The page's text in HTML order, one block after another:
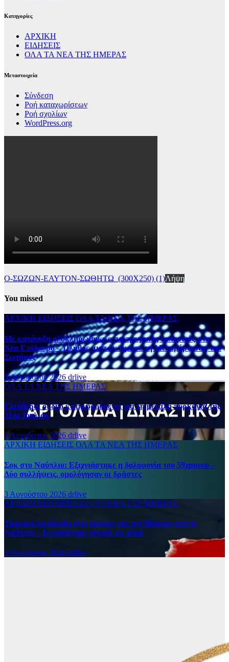
Kατηγορίες
ΑΡΧΙΚΗ
ΕΙΔΗΣΕΙΣ
ΟΛΑ ΤΑ ΝΕΑ ΤΗΣ ΗΜΕΡΑΣ
Μεταστοιχεία
Σύνδεση
Ροή καταχωρίσεων
Ροή σχολίων
WordPress.org
Ο-ΣΩΖΩΝ-ΕΑΥΤΟΝ-ΣΩΘΗΤΩ_(300Χ250) (1)Λήψη
You missed
ΑΡΧΙΚΗ ΕΙΔΗΣΕΙΣ ΟΛΑ ΤΑ ΝΕΑ ΤΗΣ ΗΜΕΡΑΣ
Με κατάνυξη ολοκληρώθηκε ο πανηγυρικός εσπερινός στη
Νέα Επίδαυρο – Πλήθος πιστών τίμησε τη Μεταμόρφωση του
Σωτήρος
5 Αυγούστου 2026 drlive
ΟΛΑ ΤΑ ΝΕΑ ΤΗΣ ΗΜΕΡΑΣ
Ελεύθεροι οι δύο κατηγορούμενοι για τη μεγάλη πυρκαγιά της
31ης Ιουλίου
5 Αυγούστου 2026 drlive
ΑΡΧΙΚΗ ΕΙΔΗΣΕΙΣ ΟΛΑ ΤΑ ΝΕΑ ΤΗΣ ΗΜΕΡΑΣ
Σοκ στο Ναύπλιο: Εξιχνιάστηκε η δολοφονία του 59χρονου –
Δύο συλλήψεις, ομολόγησαν οι δράστες
3 Αυγούστου 2026 drlive
ΑΡΧΙΚΗ ΕΙΔΗΣΕΙΣ ΟΛΑ ΤΑ ΝΕΑ ΤΗΣ ΗΜΕΡΑΣ
Τραγική κατάληξη στις έρευνες για τον 58χρονο από το
Ναύπλιο – Εντοπίστηκε νεκρός σε ρέμα
3 Αυγούστου 2026 drlive